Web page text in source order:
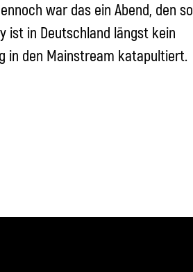
war das ein Abend, den so
ist in Deutschland längst kein
in den Mainstream katapultiert.